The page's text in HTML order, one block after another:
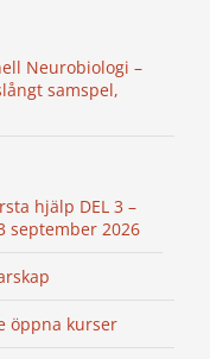
Neurobiologi –
samspel,
hjälp DEL 3 –
september 2026
öppna kurser